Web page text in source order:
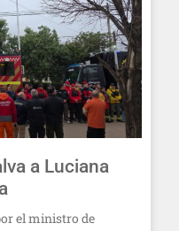
a Luciana
el ministro de